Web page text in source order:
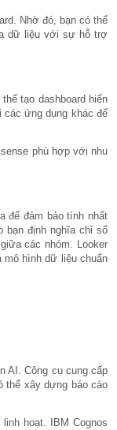
Nhờ đó, bạn có thể
dữ liệu với sự hỗ trợ
tạo dashboard hiển
các ứng dụng khác để
phù hợp với nhu
để đảm bảo tính nhất
bạn định nghĩa chỉ số
các nhóm. Looker
mô hình dữ liệu chuẩn
AI. Công cụ cung cấp
thể xây dựng báo cáo
hoạt. IBM Cognos